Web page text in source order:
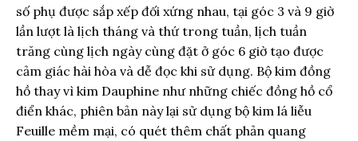
số phụ được sắp xếp đối xứng nhau, tại góc 3 và 9 giờ
lần lượt là lịch tháng và thứ trong tuần, lịch tuần
trăng cùng lịch ngày cùng đặt ở góc 6 giờ tạo được
cảm giác hài hòa và dễ đọc khi sử dụng. Bộ kim đồng
hồ thay vì kim Dauphine như những chiếc đồng hồ cổ
điển khác, phiên bản này lại sử dụng bộ kim lá liễu
Feuille mềm mại, có quét thêm chất phản quang